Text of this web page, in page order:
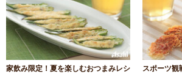
家飲み限定！夏を楽しむおつまみレシ
スポーツ観